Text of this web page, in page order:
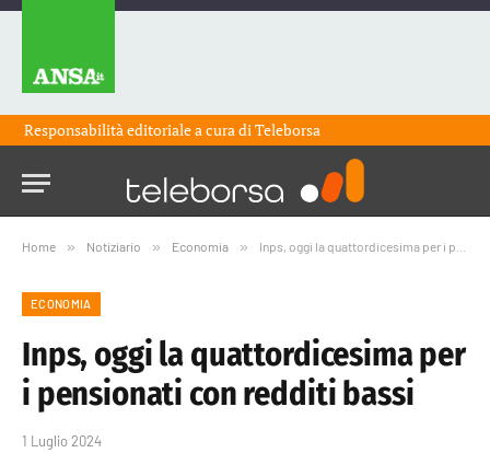
Responsabilità editoriale a cura diTeleborsa
Home » Notiziario » Economia » Inps, oggi la quattordicesima per i pensionati con redditi bassi
ECONOMIA
Inps, oggi la quattordicesima per
i pensionati con redditi bassi
1 Luglio 2024